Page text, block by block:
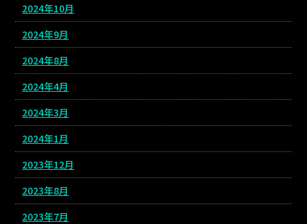
2024年10月
2024年9月
2024年8月
2024年4月
2024年3月
2024年1月
2023年12月
2023年8月
2023年7月